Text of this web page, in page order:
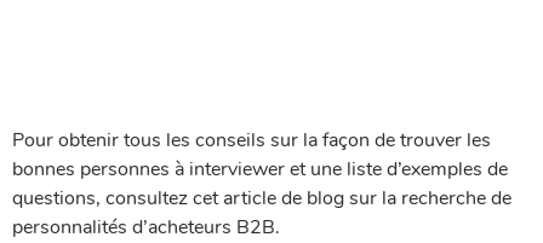
Pour obtenir tous les conseils sur la façon de trouver les
bonnes personnes à interviewer et une liste d’exemples de
questions, consultez cet article de blog sur la recherche de
personnalités d’acheteurs B2B.